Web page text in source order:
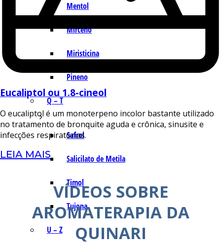
Mentol
Mirceno
Miristicina
Pineno
Q – T
Safrol
Salicilato de Metila
Timol
Tujona
U – Z
Eucaliptol ou 1.8-cineol
O eucaliptol é um monoterpeno incolor bastante utilizado
no tratamento de bronquite aguda e crônica, sinusite e
infecções respiratórias.
LEIA MAIS
VÍDEOS SOBRE
AROMATERAPIA DA
QUINARI